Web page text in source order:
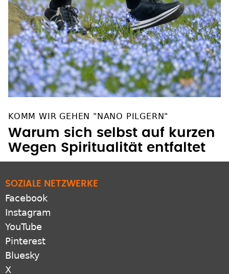
KOMM WIR GEHEN "NANO PILGERN"
Warum sich selbst auf kurzen
Wegen Spiritualität entfaltet
SOZIALE NETZWERKE
Facebook
Instagram
YouTube
Pinterest
Bluesky
X